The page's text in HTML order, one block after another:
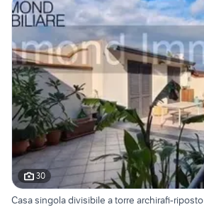
30
Casa singola divisibile a torre archirafi-riposto